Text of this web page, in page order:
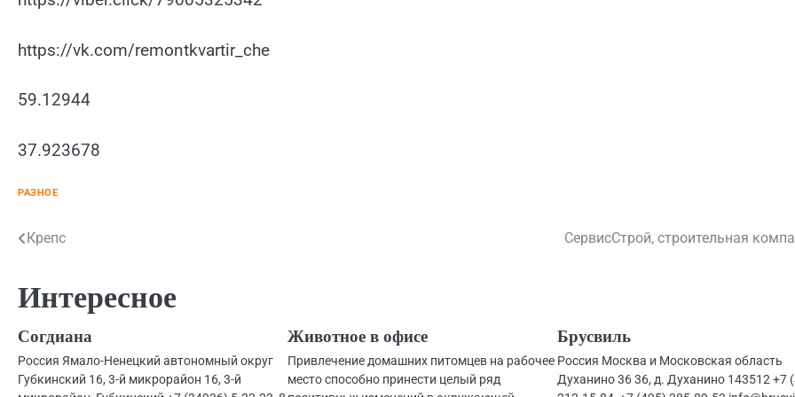
https://vk.com/remontkvartir_che
59.12944
37.923678
РАЗНОЕ
Навигация
записям
Крепс СервисСтрой, строительная
Интересное
Согдиана
Россия Ямало-Ненецкий автономный округ
Губкинский 16, 3-й микрорайон 16, 3-й
Животное в офисе
Привлечение домашних питомцев на рабочее
место способно принести целый ряд
Брусвиль
Россия Москва и Московская область
Духанино 36 36, д. Духанино 143512 +7